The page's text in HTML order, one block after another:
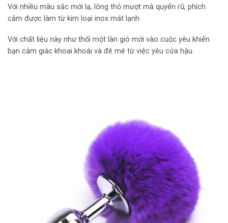
Với nhiều màu sắc mới lạ, lông thỏ mượt mà quyến rũ, phích
cắm được làm từ kim loại inox mát lạnh
Với chất liệu này như thổi một làn gió mới vào cuộc yêu khiến
bạn cảm giác khoai khoái và đê mê từ việc yêu cửa hậu.